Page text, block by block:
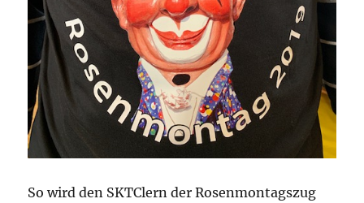
So wird den SKTClern der Rosenmontagszug